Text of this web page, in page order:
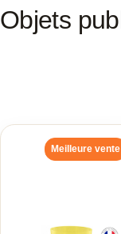
Objets
Meilleure vente